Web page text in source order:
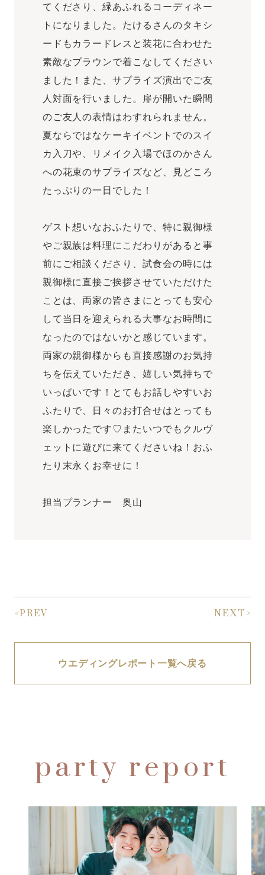
てくださり、緑あふれるコーディネー
トになりました。たけるさんのタキシ
ードもカラードレスと装花に合わせた
素敵なブラウンで着こなしてください
ました！また、サプライズ演出でご友
人対面を行いました。扉が開いた瞬間
のご友人の表情はわすれられません。
夏ならではなケーキイベントでのスイ
カ入刀や、リメイク入場でほのかさん
への花束のサプライズなど、見どころ
たっぷりの一日でした！
ゲスト想いなおふたりで、特に親御様
やご親族は料理にこだわりがあると事
前にご相談くださり、試食会の時には
親御様に直接ご挨拶させていただけた
ことは、両家の皆さまにとっても安心
して当日を迎えられる大事なお時間に
なったのではないかと感じています。
両家の親御様からも直接感謝のお気持
ちを伝えていただき、嬉しい気持ちで
いっぱいです！とてもお話しやすいお
ふたりで、日々のお打合せはとっても
楽しかったです♡またいつでもクルヴ
ェットに遊びに来てくださいね！おふ
たり末永くお幸せに！
担当プランナー 奥山
<PREV NEXT>
ウエディングレポート一覧へ戻る
party report